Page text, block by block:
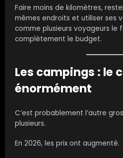
Faire moins de kilomètres,
mêmes endroits et utiliser ses
comme plusieurs voyageurs le
complètement le budget.
Les campings : le
énormément
C’est probablement l’autre
plusieurs.
En 2026, les prix ont augmenté.